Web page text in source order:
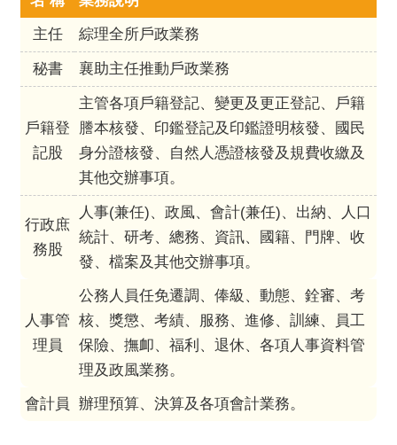
便
民
服
人
口
計
最
新
主
區
主任
綜理全所戶政業務
秘書 襄助主任推動戶政業務
戶籍登
記股
主管各項戶籍登記、變更及更正登記、戶籍
謄本核發、印鑑登記及印鑑證明核發、國民
身分證核發、自然人憑證核發及規費收繳及
其他交辦事項。
行政庶
務股
人事(兼任)、政風、會計(兼任)、出納、人口
統計、研考、總務、資訊、國籍、門牌、收
發、檔案及其他交辦事項。
人事管
理員
公務人員任免遷調、俸級、動態、銓審、考
核、獎懲、考績、服務、進修、訓練、員工
保險、撫卹、福利、退休、各項人事資料管
理及政風業務。
會計員
辦理預算、決算及各項會計業務。